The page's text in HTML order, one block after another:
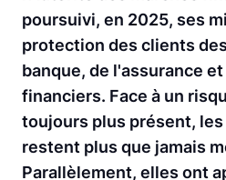
poursuivi, en 2025, ses
protection des clients
banque, de l'assurance
financiers. Face à un
toujours plus présent,
restent plus que jamais
Parallèlement, elles ont